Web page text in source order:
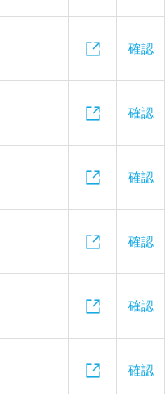
 確認
 確認
 確認
 確認
 確認
 確認